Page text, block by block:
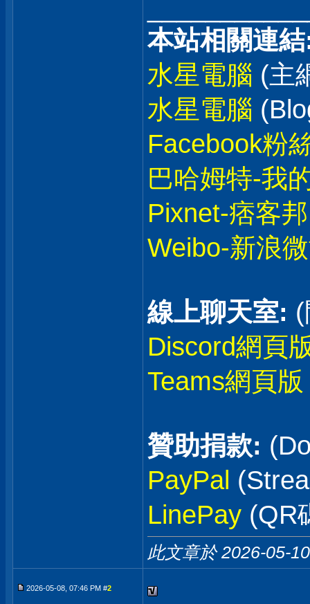
本站相關連
水星電腦 (主
水星電腦
Facebook粉
巴哈姆特-我
Pixnet-痞客邦
Weibo-新浪
線上聊天室:
Discord網頁
Teams網頁版
贊助捐款:
PayPal
LinePay (QR
此文章於 2026-05-
2026-05-08, 07:46 PM #2